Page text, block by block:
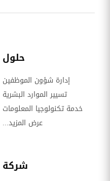
حلول
إدارة شؤون الموظفين
تسيير الموارد البشرية
خدمة تكنولوجيا المعلومات
عرض المزيد...
شركة